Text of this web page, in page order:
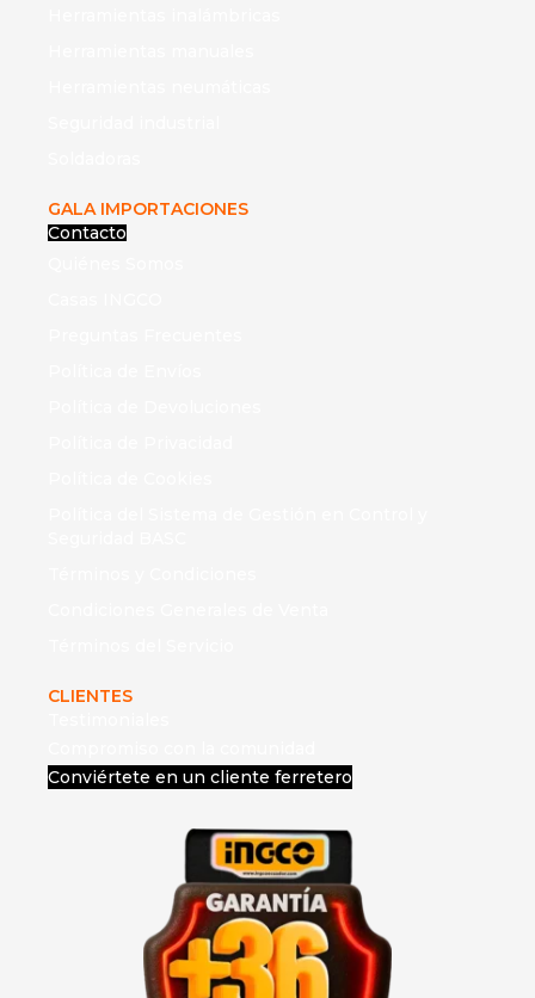
GALA IMPORTACIONES
Contacto
CLIENTES
Conviértete en un cliente ferretero